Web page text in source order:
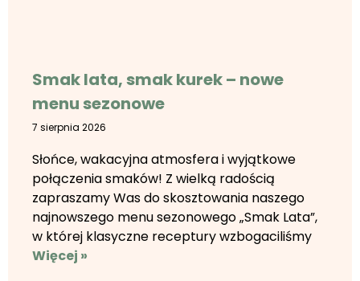
Smak lata, smak kurek – nowe
menu sezonowe
7 sierpnia 2026
Słońce, wakacyjna atmosfera i wyjątkowe
połączenia smaków! Z wielką radością
zapraszamy Was do skosztowania naszego
najnowszego menu sezonowego „Smak Lata”,
w której klasyczne receptury wzbogaciliśmy
Więcej »